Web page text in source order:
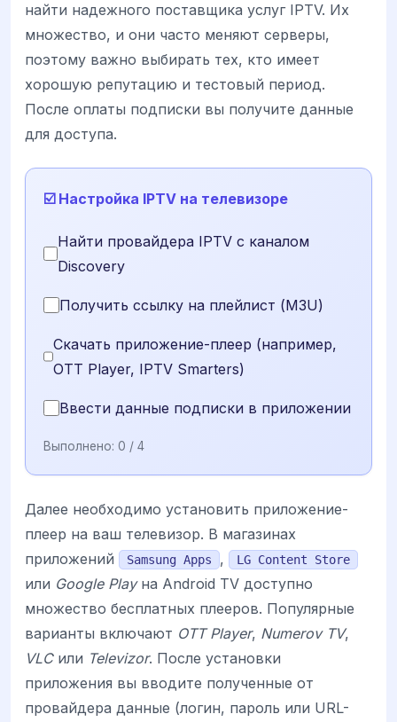
найти надежного поставщика услуг IPTV. Их
множество, и они часто меняют серверы,
поэтому важно выбирать тех, кто имеет
хорошую репутацию и тестовый период.
После оплаты подписки вы получите данные
для доступа.
☑️ Настройка IPTV на телевизоре
Найти провайдера IPTV с каналом
Discovery
Получить ссылку на плейлист (M3U)
Скачать приложение-плеер (например,
OTT Player, IPTV Smarters)
Ввести данные подписки в приложении
Выполнено: 0 / 4
Далее необходимо установить приложение-
плеер на ваш телевизор. В магазинах
приложений
Samsung Apps , LG Content Store
или Google Playна Android TV доступно
множество бесплатных плееров. Популярные
варианты включают OTT Player, Numerov TV,
VLCили Televizor. После установки
приложения вы вводите полученные от
провайдера данные (логин, пароль или URL-